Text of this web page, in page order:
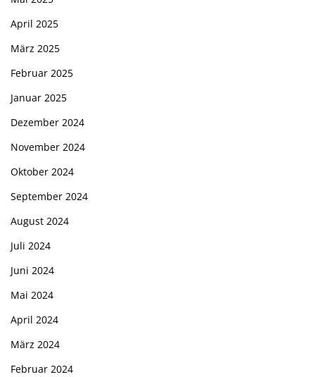
April 2025
März 2025
Februar 2025
Januar 2025
Dezember 2024
November 2024
Oktober 2024
September 2024
August 2024
Juli 2024
Juni 2024
Mai 2024
April 2024
März 2024
Februar 2024